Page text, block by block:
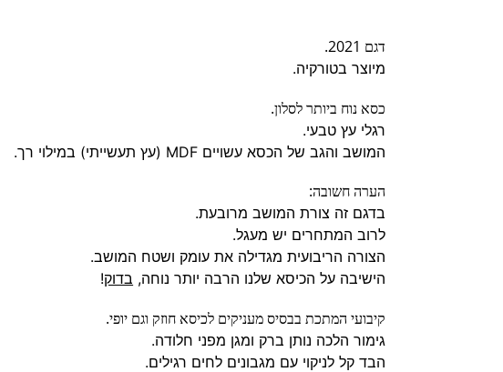
דגם 2021.
מיוצר בטורקיה.
כסא נוח ביותר לסלון.
רגלי עץ טבעי.
המושב והגב של הכסא עשויים MDF (עץ תעשייתי) במילוי רך.
הערה חשובה:
בדגם זה צורת המושב מרובעת.
לרוב המתחרים יש מעגל.
הצורה הריבועית מגדילה את עומק ושטח המושב.
הישיבה על הכיסא שלנו הרבה יותר נוחה, בדוק!
קיבועי המתכת בבסיס מעניקים לכיסא חוזק וגם יופי.
גימור הלכה נותן ברק ומגן מפני חלודה.
הבד קל לניקוי עם מגבונים לחים רגילים.